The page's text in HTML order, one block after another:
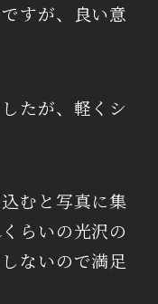
すが、良い意
たが、軽くシ
むと写真に集
らいの光沢の
ないので満足